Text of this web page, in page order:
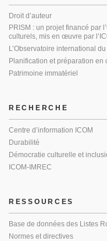
Droit d’auteur
PRISM : un projet financé par
culturels, mis en œuvre par
L’Observatoire international
Planification et préparation en
Patrimoine immatériel
RECHERCHE
Centre d’information ICOM
Durabilité
Démocratie culturelle et
ICOM-IMREC
RESSOURCES
Base de données des Listes
Normes et directives